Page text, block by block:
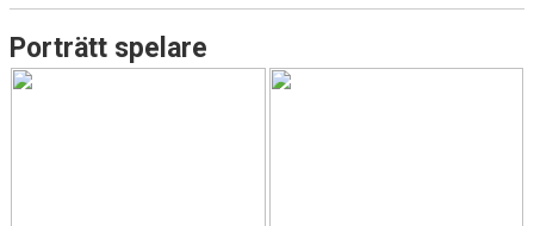
Porträtt spelare